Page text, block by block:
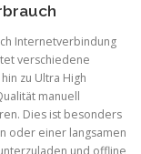
Internetverbindung
verschiedene
zu Ultra High
manuell
Dies ist besonders
oder einer langsamen
und offline